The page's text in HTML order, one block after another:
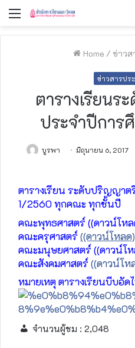
Menu
Home / ข่าวส
ข่าวสารปร
ตารางเรียน
ประจำปีการ
บูรพา มิถุนายน 6, 2017
ตารางเรียน ระดับปริญญาต
1/2560 ทุกคณะ ทุกชั้นปี
คณะพุทธศาสตร์ ((ดาวน์โห
คณะครุศาสตร์((ดาวน์โหลด
คณะมนุษยศาสตร์ ((ดาวน์โ
คณะสังคมศาสตร์((ดาวน์โห
หมายเหตุ ตารางเรียนบีบอั
จำนวนผู้ชม : 2,048